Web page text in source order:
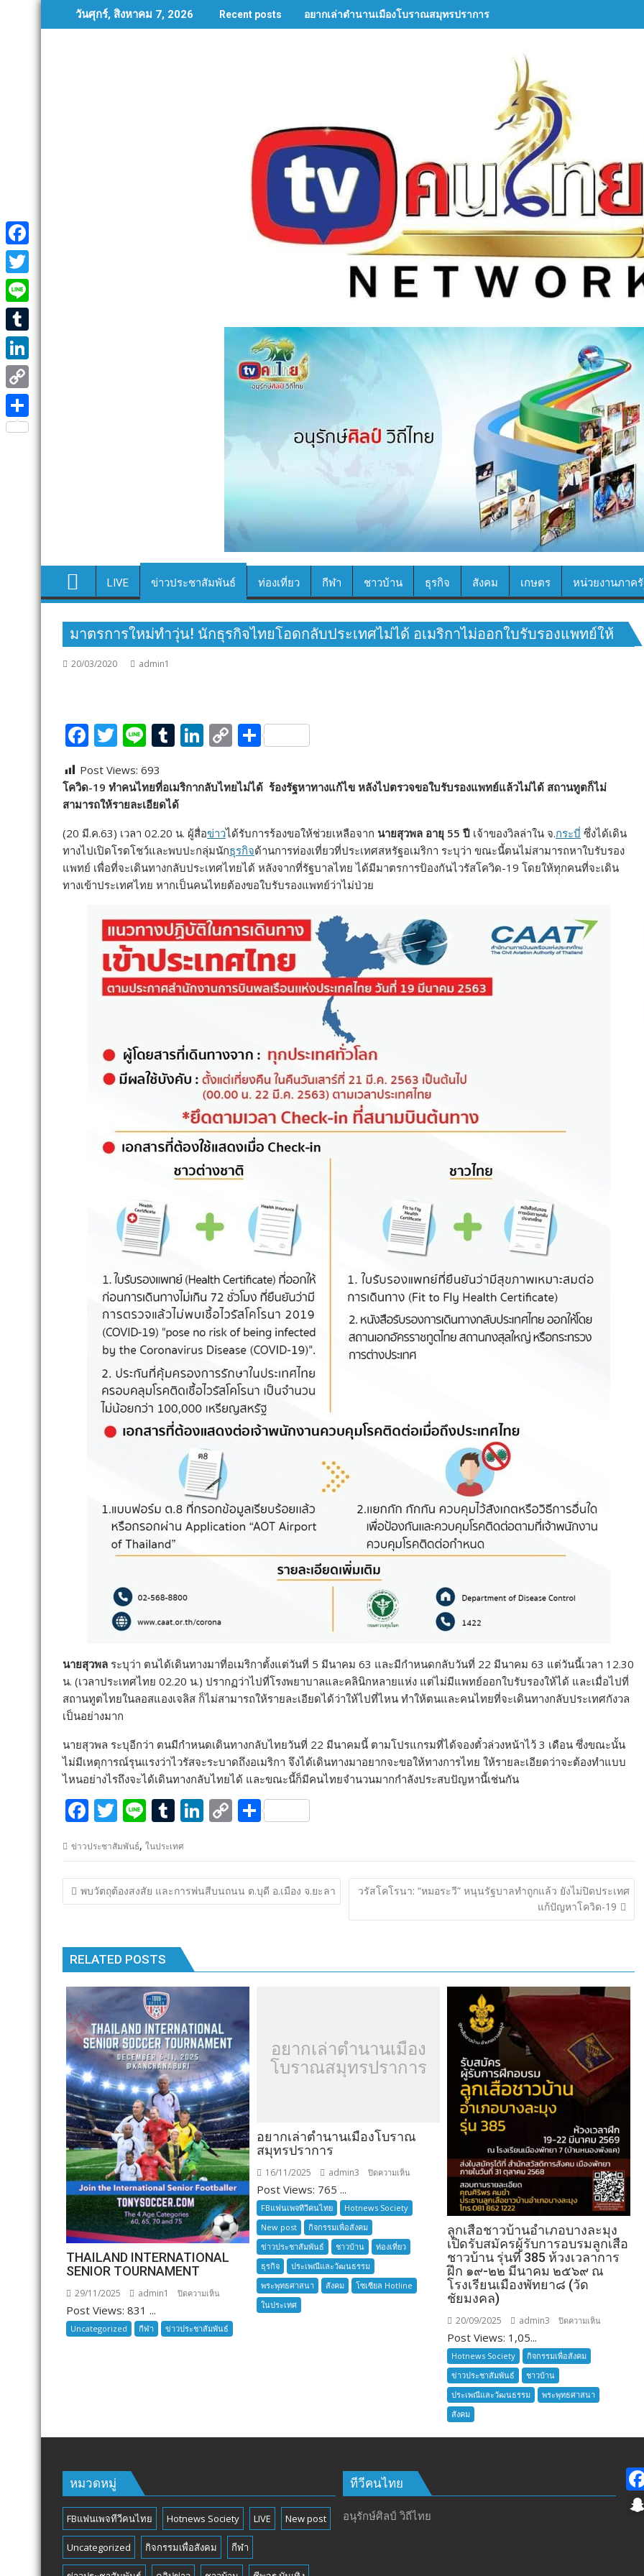
to
วันศุกร์, สิงหาคม 7, 2026 Recent posts อยากเล่าตำนานเมืองโบราณสมุทรปราการ
LIVE ข่าวประชาสัมพันธ์ ท่องเที่ยว กีฬา ชาวบ้าน ธุรกิจ สังคม เกษตร หน่วยงานภาค
มาตรการใหม่ทำวุ่น! นักธุรกิจไทยโอดกลับประเทศไม่ได้ อเมริกาไม่ออกใบรับรองแพทย์ให้
20/03/2020 admin1
F
e
b
o
o
k
T
itt
er
Li
e
T
m
bl
r
Li
k
dI
n
C
p
Li
n
k
S
ar
Post Views: 693
โควิด-19 ทำคนไทยที่อเมริกากลับไทยไม่ได้ ร้องรัฐหาทางแก้ไข หลังไปตรวจขอใบรับรองแพทย์แล้วไม่ได้ สถานทูตก็ไม่
สามารถให้รายละเอียดได้
(20 มี.ค.63) เวลา 02.20 น. ผู้สื่อข่าวได้รับการร้องขอให้ช่วยเหลือจาก นายสุวพล อายุ 55 ปี เจ้าของวิลล่าใน จ.กระบี่ ซึ่งได้เดิน
ทางไปเปิดโรดโชว์และพบปะกลุ่มนักธุรกิจด้านการท่องเที่ยวที่ประเทศสหรัฐอเมริกา ระบุว่า ขณะนี้ตนไม่สามารถหาใบรับรอง
แพทย์ เพื่อที่จะเดินทางกลับประเทศไทยได้ หลังจากที่รัฐบาลไทย ได้มีมาตรการป้องกันไวรัสโควิด-19 โดยให้ทุกคนที่จะเดิน
ทางเข้าประเทศไทย หากเป็นคนไทยต้องขอใบรับรองแพทย์ว่าไม่ป่วย
นายสุวพล ระบุว่า ตนได้เดินทางมาที่อเมริกาตั้งแต่วันที่ 5 มีนาคม 63 และมีกำหนดกลับวันที่ 22 มีนาคม 63 แต่วันนี้เวลา 12.30
น. (เวลาประเทศไทย 02.20 น.) ปรากฏว่าไปที่โรงพยาบาลและคลินิกหลายแห่ง แต่ไม่มีแพทย์ออกใบรับรองให้ได้ และเมื่อไปที่
สถานทูตไทยในลอสแองเจลิส ก็ไม่สามารถให้รายละเอียดได้ว่าให้ไปที่ไหน ทำให้ตนและคนไทยที่จะเดินทางกลับประเทศกังวล
เป็นอย่างมาก
นายสุวพล ระบุอีกว่า ตนมีกำหนดเดินทางกลับไทยวันที่ 22 มีนาคมนี้ ตามโปรแกรมที่ได้จองตั๋วล่วงหน้าไว้ 3 เดือน ซึ่งขณะนั้น
ไม่มีเหตุการณ์รุนแรงว่าไวรัสจะระบาดถึงอเมริกา จึงได้เดินทางมาอยากจะขอให้ทางการไทย ให้รายละเอียดว่าจะต้องทำแบบ
ไหนอย่างไรถึงจะได้เดินทางกลับไทยได้ และขณะนี้ก็มีคนไทยจำนวนมากกำลังประสบปัญหานี้เช่นกัน
F
e
b
o
k
T
itt
er
Li
n
e
T
m
bl
r
Li
k
e
dI
C
p
y
Li
S
ar
e
ข่าวประชาสัมพันธ์, ในประเทศ
แนะแนว
เรื่อง
พบวัตถุต้องสงสัย และการพ่นสีบนถนน ต.บุดี อ.เมือง จ.ยะลา
วรัสโคโรนา: “หมอระวี” หนุนรัฐบาลทำถูกแล้ว ยังไม่ปิดประเทศ
แก้ปัญหาโควิด-19
RELATED POSTS
THAILAND INTERNATIONAL
SENIOR TOURNAMENT
29/11/2025 admin1 ปิดความเห็น
INTERNATIONAL
SENIOR
Post Views: 831 ...
Uncategorized กีฬา ข่าวประชาสัมพันธ์
อยากเล่าตำนานเมือง
โบราณสมุทรปราการ
อยากเล่าตำนานเมืองโบราณ
สมุทรปราการ
16/11/2025 admin3 ปิดความเห็น
เล่า
ตำนาน
โบราณ
สมุทรปราการ
Post Views: 765 ...
FBแฟนเพจทีวีคนไทย
Hotnews Society
New post
กิจกรรมเพื่อสังคม
ข่าวประชาสัมพันธ์
ชาวบ้าน
ท่องเที่ยว
ธุรกิจ
ประเพณีและวัฒนธรรม
พระพุทธศาสนา
สังคม
โซเซียล Hotline
ในประเทศ
ลูกเสือชาวบ้านอำเภอบางละมุง
เปิดรับสมัครผู้รับการอบรมลูกเสือ
ชาวบ้าน รุ่นที่ 385 ห้วงเวลาการ
ฝึก ๑๙-๒๒ มีนาคม ๒๕๖๙ ณ
โรงเรียนเมืองพัทยา๘ (วัด
ชัยมงคล)
20/09/2025 admin3 ปิดความเห็น
การ
Post Views: 1,05...
Hotnews Society
กิจกรรมเพื่อสังคม
ข่าวประชาสัมพันธ์
ชาวบ้าน
ประเพณีและวัฒนธรรม
พระพุทธศาสนา
สังคม
หมวดหมู่
FBแฟนเพจทีวีคนไทย Hotnews Society LIVE New post
Uncategorized กิจกรรมเพื่อสังคม กีฬา
ทีวีคนไทย
อนุรักษ์ศิลป์ วิถีไทย
F
a
c
e
b
o
o
k
T
w
i
t
t
e
r
L
i
n
e
T
u
m
b
l
L
i
n
C
o
S